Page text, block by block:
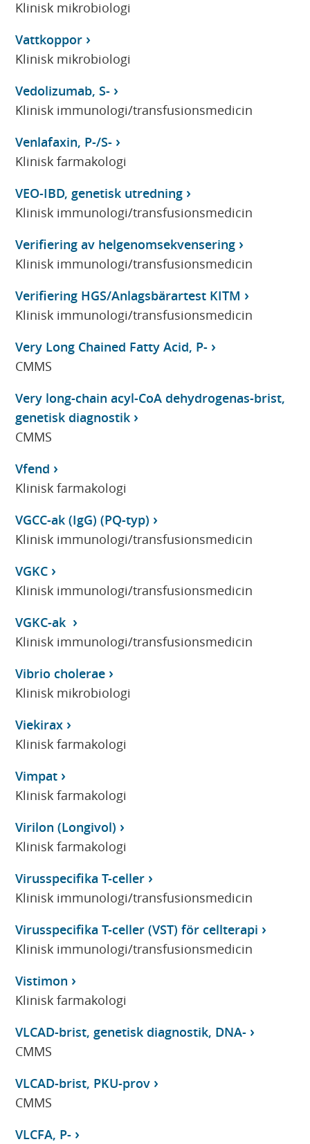
Klinisk mikrobiologi
Vattkoppor
Klinisk mikrobiologi
Vedolizumab, S-
Klinisk immunologi/transfusionsmedicin
Venlafaxin, P-/S-
Klinisk farmakologi
VEO-IBD, genetisk utredning
Klinisk immunologi/transfusionsmedicin
Verifiering av helgenomsekvensering
Klinisk immunologi/transfusionsmedicin
Verifiering HGS/Anlagsbärartest KITM
Klinisk immunologi/transfusionsmedicin
Very Long Chained Fatty Acid, P-
CMMS
Very long-chain acyl-CoA dehydrogenas-brist,
genetisk diagnostik
CMMS
Vfend
Klinisk farmakologi
VGCC-ak (IgG) (PQ-typ)
Klinisk immunologi/transfusionsmedicin
VGKC
Klinisk immunologi/transfusionsmedicin
VGKC-ak
Klinisk immunologi/transfusionsmedicin
Vibrio cholerae
Klinisk mikrobiologi
Viekirax
Klinisk farmakologi
Vimpat
Klinisk farmakologi
Virilon (Longivol)
Klinisk farmakologi
Virusspecifika T-celler
Klinisk immunologi/transfusionsmedicin
Virusspecifika T-celler (VST) för cellterapi
Klinisk immunologi/transfusionsmedicin
Vistimon
Klinisk farmakologi
VLCAD-brist, genetisk diagnostik, DNA-
CMMS
VLCAD-brist, PKU-prov
CMMS
VLCFA, P-